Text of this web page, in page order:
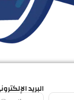
البريد